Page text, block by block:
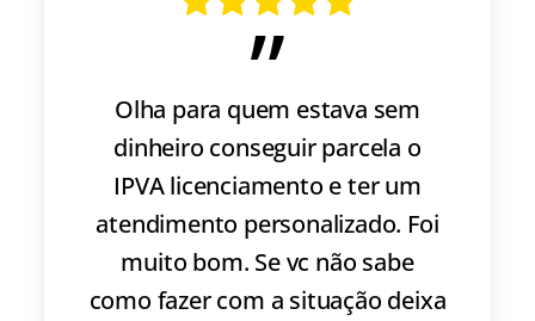
”
Olha para quem estava sem
dinheiro conseguir parcela o
IPVA licenciamento e ter um
atendimento personalizado. Foi
muito bom. Se vc não sabe
como fazer com a situação deixa